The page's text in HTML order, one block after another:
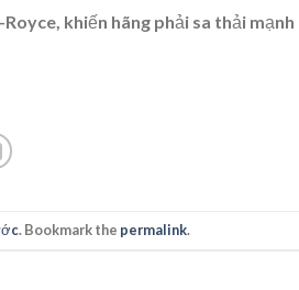
khiến hãng phải sa thải
. Bookmark the permalink.